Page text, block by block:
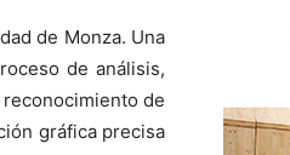
de Monza. Una
de análisis,
de
gráfica precisa